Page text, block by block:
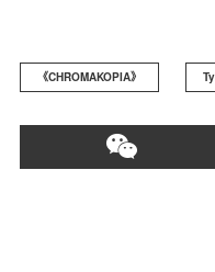
《CHROMAKOPIA》